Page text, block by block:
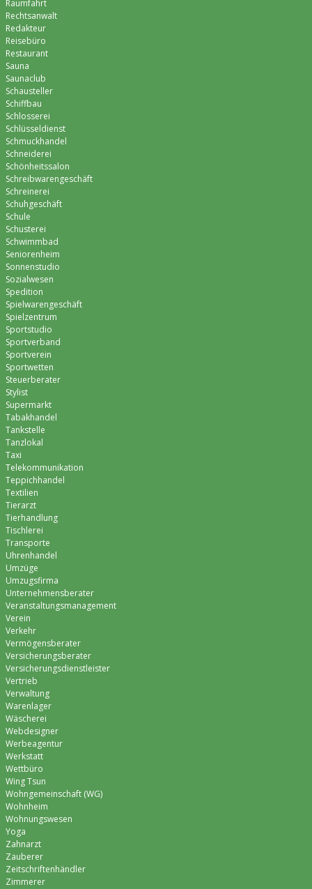
Raumfahrt
Rechtsanwalt
Redakteur
Reisebüro
Restaurant
Sauna
Saunaclub
Schausteller
Schiffbau
Schlosserei
Schlüsseldienst
Schmuckhandel
Schneiderei
Schönheitssalon
Schreibwarengeschäft
Schreinerei
Schuhgeschäft
Schule
Schusterei
Schwimmbad
Seniorenheim
Sonnenstudio
Sozialwesen
Spedition
Spielwarengeschäft
Spielzentrum
Sportstudio
Sportverband
Sportverein
Sportwetten
Steuerberater
Stylist
Supermarkt
Tabakhandel
Tankstelle
Tanzlokal
Taxi
Telekommunikation
Teppichhandel
Textilien
Tierarzt
Tierhandlung
Tischlerei
Transporte
Uhrenhandel
Umzüge
Umzugsfirma
Unternehmensberater
Veranstaltungsmanagement
Verein
Verkehr
Vermögensberater
Versicherungsberater
Versicherungsdienstleister
Vertrieb
Verwaltung
Warenlager
Wäscherei
Webdesigner
Werbeagentur
Werkstatt
Wettbüro
Wing Tsun
Wohngemeinschaft (WG)
Wohnheim
Wohnungswesen
Yoga
Zahnarzt
Zauberer
Zeitschriftenhändler
Zimmerer